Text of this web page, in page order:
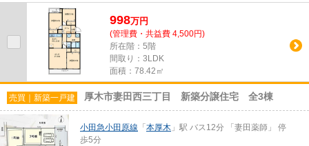
998万円
(管理費・共益費 4,500円)
所在階：5階
間取り：3LDK
面積：78.42㎡
売買｜新築一戸建 厚木市妻田西三丁目 新築分譲住宅 全3棟
小田急小田原線 「 本厚木 」駅 バス12分 「妻田薬師」 停
歩5分